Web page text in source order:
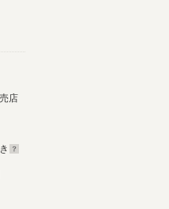
店